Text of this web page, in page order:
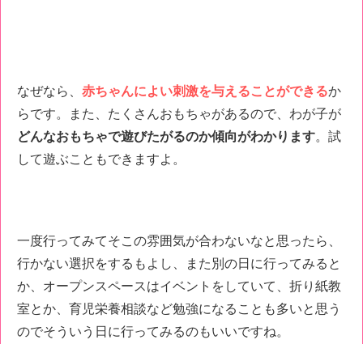
なぜなら、 赤ちゃんによい刺激を与えることができるか
らです。また、たくさんおもちゃがあるので、わが子が
どんなおもちゃで遊びたがるのか傾向がわかります。試
して遊ぶこともできますよ。
一度行ってみてそこの雰囲気が合わないなと思ったら、
行かない選択をするもよし、また別の日に行ってみると
か、オープンスペースはイベントをしていて、折り紙教
室とか、育児栄養相談など勉強になることも多いと思う
のでそういう日に行ってみるのもいいですね。